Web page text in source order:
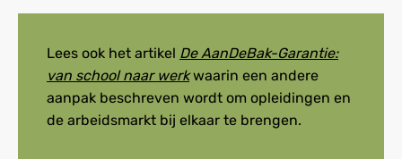
Lees ook het artikel De AanDeBak-Garantie:
van school naar werkwaarin een andere
aanpak beschreven wordt om opleidingen en
de arbeidsmarkt bij elkaar te brengen.